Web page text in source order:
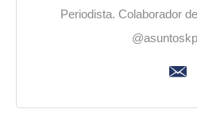
Periodista. Colaborador